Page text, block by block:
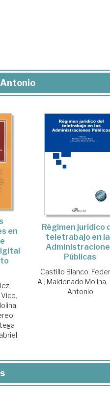
en
Régimen jurídico
teletrabajo en
Públicas
Castillo Blanco,
A.; Maldonado Molina,
Antonio